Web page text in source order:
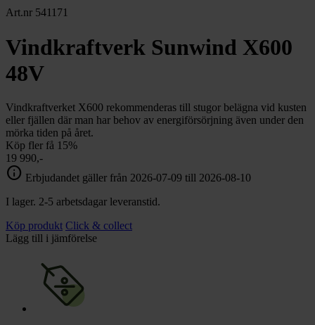
Art.nr 541171
Vindkraftverk Sunwind X600
48V
Vindkraftverket X600 rekommenderas till stugor belägna vid kusten
eller fjällen där man har behov av energiförsörjning även under den
mörka tiden på året.
Köp fler få 15%
19 990,-
info Erbjudandet gäller från 2026-07-09 till 2026-08-10
I lager. 2-5 arbetsdagar leveranstid.
Köp produkt Click & collect
Lägg till i jämförelse